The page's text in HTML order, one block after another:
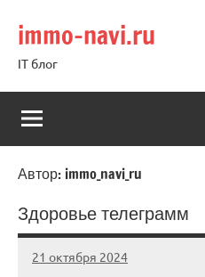
содержимому
immo-navi.ru
IT блог
Автор: immo_navi_ru
Здоровье телеграмм
21 октября 2024
immo_navi_ru
Нет